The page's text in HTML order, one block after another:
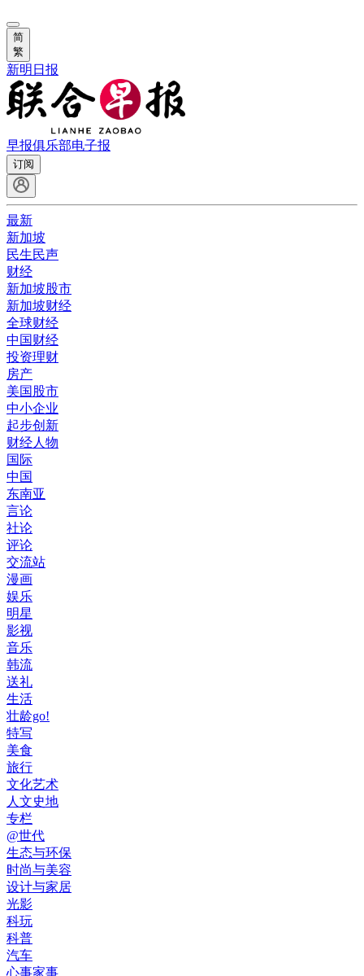
简
繁
新明日报
早报俱乐部电子报
订阅
最新
新加坡
民生民声
财经
新加坡股市
新加坡财经
全球财经
中国财经
投资理财
房产
美国股市
中小企业
起步创新
财经人物
国际
中国
东南亚
言论
社论
评论
交流站
漫画
娱乐
明星
影视
音乐
韩流
送礼
生活
壮龄go!
特写
美食
旅行
文化艺术
人文史地
专栏
@世代
生态与环保
时尚与美容
设计与家居
光影
科玩
科普
汽车
心事家事